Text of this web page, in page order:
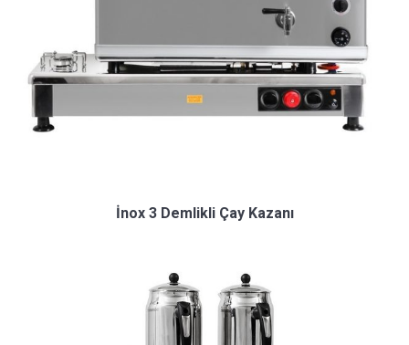
İnox 3 Demlikli Çay Kazanı